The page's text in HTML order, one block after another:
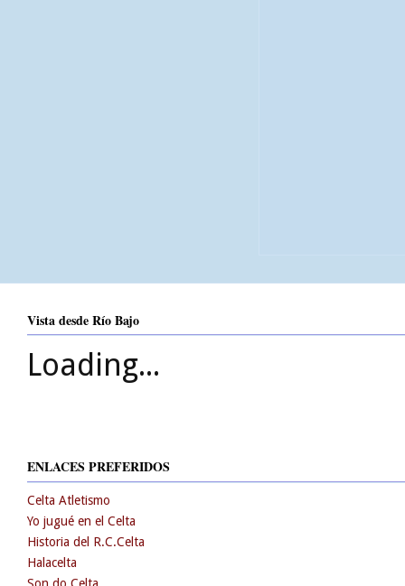
Vista desde Río Bajo
Loading...
ENLACES PREFERIDOS
Celta Atletismo
Yo jugué en el Celta
Historia del R.C.Celta
Halacelta